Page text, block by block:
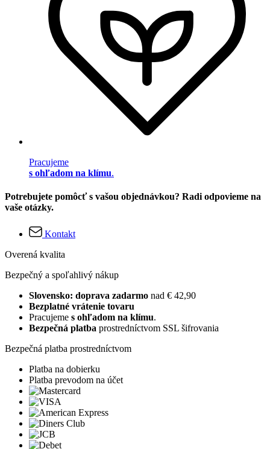
Pracujeme
s ohľadom na klímu.
Potrebujete pomôcť s vašou objednávkou? Radi odpovieme na
vaše otázky.
Kontakt
Overená kvalita
Bezpečný a spoľahlivý nákup
Slovensko: doprava zadarmo nad € 42,90
Bezplatné vrátenie tovaru
Pracujeme s ohľadom na klímu.
Bezpečná platba prostredníctvom SSL šifrovania
Bezpečná platba prostredníctvom
Platba na dobierku
Platba prevodom na účet